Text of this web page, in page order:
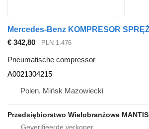
€ 342,80 PLN 1.476
Pneumatische compressor
A0021304215
Polen, Mińsk Mazowiecki
Przedsiębiorstwo Wielobranżowe MANTIS